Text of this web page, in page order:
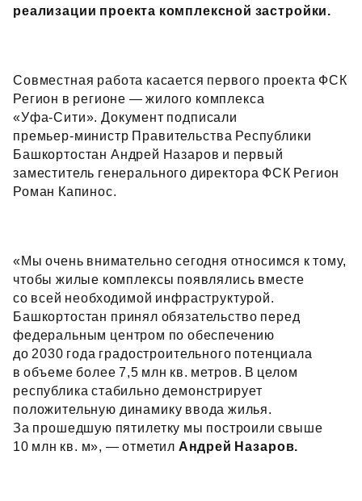
реализации проекта комплексной застройки.
Совместная работа касается первого проекта ФСК
Регион в регионе — жилого комплекса
«Уфа‑Сити». Документ подписали
премьер‑министр Правительства Республики
Башкортостан Андрей Назаров и первый
заместитель генерального директора ФСК Регион
Роман Капинос.
«Мы очень внимательно сегодня относимся к тому,
чтобы жилые комплексы появлялись вместе
со всей необходимой инфраструктурой.
Башкортостан принял обязательство перед
федеральным центром по обеспечению
до 2030 года градостроительного потенциала
в объеме более 7,5 млн кв. метров. В целом
республика стабильно демонстрирует
положительную динамику ввода жилья.
За прошедшую пятилетку мы построили свыше
10 млн кв. м», — отметил Андрей Назаров.